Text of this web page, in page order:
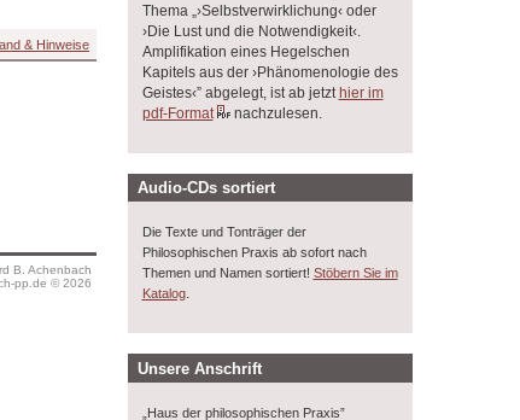
& Hinweise
B. Achenbach
pp.de © 2026
Thema „›Selbstverwirklichung‹ oder
›Die Lust und die Notwendigkeit‹.
Amplifikation eines Hegelschen
Kapitels aus der ›Phänomenologie des
Geistes‹” abgelegt, ist ab jetzt hier im
pdf-Format
nachzulesen.
Audio-CDs sortiert
Die Texte und Tonträger der
Philosophischen Praxis ab sofort nach
Themen und Namen sortiert! Stöbern Sie im
Katalog.
Unsere Anschrift
„Haus der philosophischen Praxis”